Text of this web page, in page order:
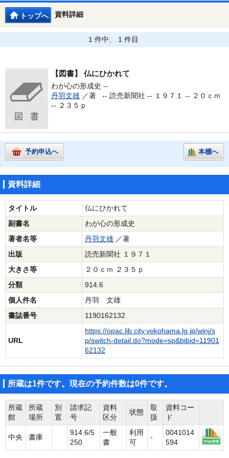
資料詳細
トップへ
1 件中、 1 件目
【図書】 仏にひかれて
わが心の形成史 --
丹羽文雄 ／著 -- 読売新聞社 -- １９７１ -- ２０ｃｍ
-- ２３５ｐ
予約申込へ 本棚へ
資料詳細
タイトル
仏にひかれて
副書名
わが心の形成史
著者名等
丹羽文雄 ／著
出版
読売新聞社 １９７１
大きさ等
２０ｃｍ ２３５ｐ
分類
914.6
個人件名
丹羽 文雄
書誌番号
1190162132
URL
https://opac.lib.city.yokohama.lg.jp/winj/s
p/switch-detail.do?mode=sp&bibid=11901
62132
所蔵は1件です。現在の予約件数は0件です。
所蔵
館
所蔵
場所
別
置
請求記
号
資料
区分
状態
取
扱
資料コー
ド
中央 書庫
914.6/5
250
一般
書
利用
可
-
0041014
594